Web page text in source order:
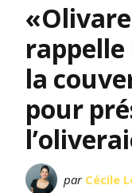
rappelle
la
pour
par Cécile